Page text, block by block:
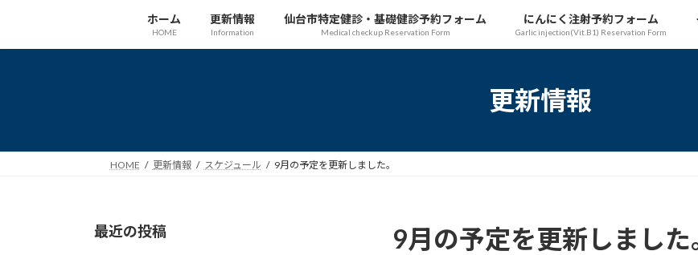
テ
ゲ
ホーム
HOME
更新情報
Information
仙台市特定健診・基礎健診予約フォーム
Medical checkup Reservation Form
にんにく注射予約フォーム
Garlic injection(Vit.B1) Reservation Form
更新情報
HOME 更新情報 スケジュール 9月の予定を更新しました。
9月の予定を更新しました
最近の投稿